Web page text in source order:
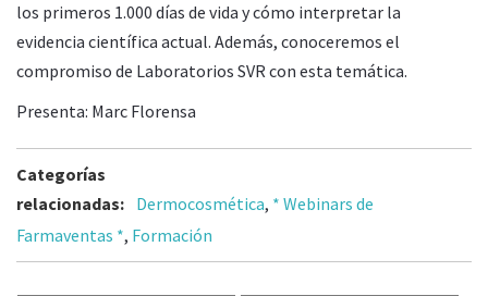
los primeros 1.000 días de vida y cómo interpretar la
evidencia científica actual. Además, conoceremos el
compromiso de Laboratorios SVRcon esta temática.
Presenta: Marc Florensa
Categorías
relacionadas: Dermocosmética, * Webinars de
Farmaventas *, Formación